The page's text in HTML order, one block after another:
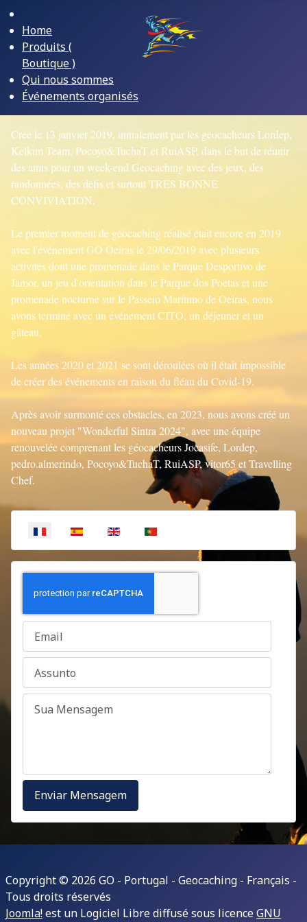
Home
Produits (
Boutique )
Qui nous sommes
Événements organisés
Sélectionnez votre langue
Créé le 13 janvier 2019, initialement par les géocacheurs Lordep,
Kelkim Team, Pocoyo&TuchaT et RuiASP, dans le but de réunir
des amis pour un week-end Geocaching avec des jeux, des
randonnées, des défis et surtout TRES BONNE
CONVIVIATION.
Le premier moment de géocaching réalisé était encore en 2019
avec l'événement GO Oeiras le 29/06/2019 avec plusieurs
activités dont une promenade dans le Parque Desportivo de
Jamor, un jeu d'orientation dans le Parque dos Poetas et une
promenade nocturne sur le Passeio Marítimo de Oeiras, nous
avons terminé avec un événement CITO, un déjeuner et un
gâteau.
Les années 2020 et 2021 se sont déroulées où il était impossible
de créer des événements en raison du fléau du Covid-19.
Après avoir surmonté ces obstacles, en 2023, nous avons créé un
nouveau projet "Wonderful Sintra 2024", avec une équipe
renouvelée comprenant les géocacheurs Jocasife, Lordep,
pedro.almerindo, Pocoyo&TuchaT, RuiASP, vitor65 etTravelling
Chef.
Copyright © 2026 GO - Portugal - Geocaching - Français -
Tous droits réservés
Joomla!est un Logiciel Libre diffusé sous licenceGNU